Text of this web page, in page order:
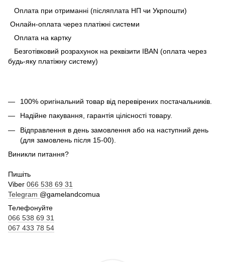
Оплата при отриманні (післяплата НП чи Укрпошти)
Онлайн-оплата через платіжні системи
Оплата на картку
Безготівковий розрахунок на реквізити IBAN (оплата через
будь-яку платіжну систему)
100% оригінальний товар від перевірених постачальників.
Надійне пакування, гарантія цілісності товару.
Відправлення в день замовлення або на наступний день
(для замовлень після 15-00).
Виникли питання?
Пишіть
Viber 066 538 69 31
Telegram @gamelandcomua
Телефонуйте
066 538 69 31
067 433 78 54